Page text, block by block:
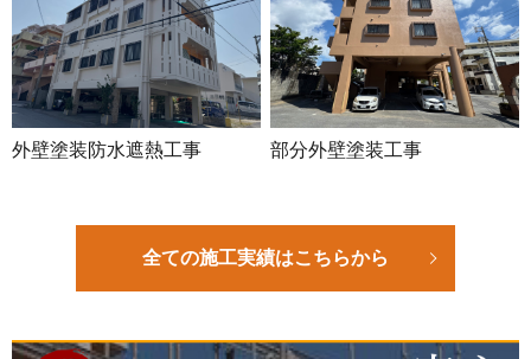
外壁塗装防水遮熱工事 部分外壁塗装工事
全ての施工実績はこちらから